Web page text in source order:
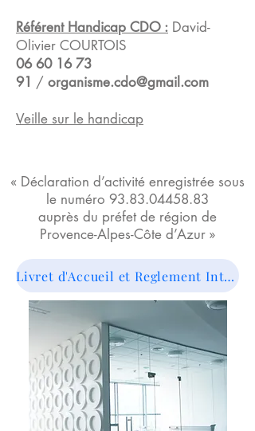
Référent Handicap CDO : David-
Olivier COURTOIS
06 60 16 73
91 / organisme.cdo@gmail.com
​Veille sur le handicap
« Déclaration d’activité enregistrée sous
le numéro 93.83.04458.83
auprès du préfet de région de
Provence-Alpes-Côte d’Azur »
Livret d'Accueil et Reglement Interieur